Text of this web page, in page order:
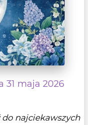
31 maja 2026
najciekawszych